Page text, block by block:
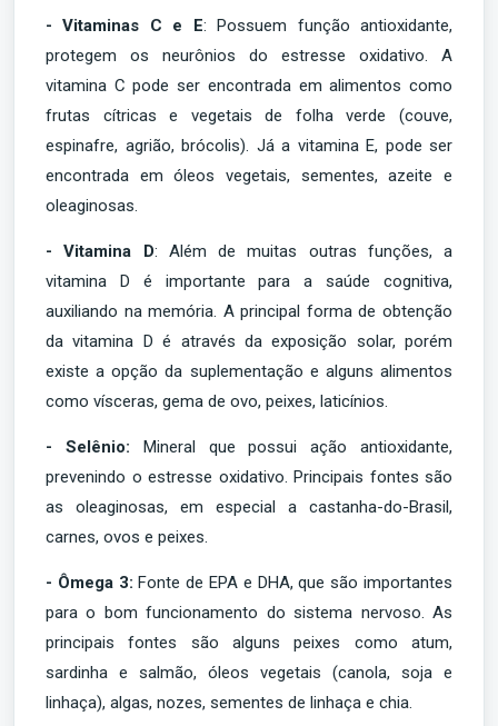
- Vitaminas C e E: Possuem função antioxidante,
protegem os neurônios do estresse oxidativo. A
vitamina C pode ser encontrada em alimentos como
frutas cítricas e vegetais de folha verde (couve,
espinafre, agrião, brócolis). Já a vitamina E, pode ser
encontrada em óleos vegetais, sementes, azeite e
oleaginosas.
- Vitamina D: Além de muitas outras funções, a
vitamina D é importante para a saúde cognitiva,
auxiliando na memória. A principal forma de obtenção
da vitamina D é através da exposição solar, porém
existe a opção da suplementação e alguns alimentos
como vísceras, gema de ovo, peixes, laticínios.
- Selênio: Mineral que possui ação antioxidante,
prevenindo o estresse oxidativo. Principais fontes são
as oleaginosas, em especial a castanha-do-Brasil,
carnes, ovos e peixes.
- Ômega 3: Fonte de EPA e DHA, que são importantes
para o bom funcionamento do sistema nervoso. As
principais fontes são alguns peixes como atum,
sardinha e salmão, óleos vegetais (canola, soja e
linhaça), algas, nozes, sementes de linhaça e chia.